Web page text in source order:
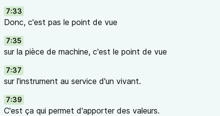
7:33
Donc, c'est pas le point de vue
7:35
sur la pièce de machine, c'est le point de vue
7:37
sur l'instrument au service d'un vivant.
7:39
C'est ça qui permet d'apporter des valeurs.